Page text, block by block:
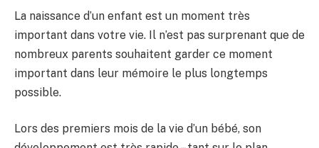
La naissance d’un enfant est un moment très
important dans votre vie. Il n’est pas surprenant que de
nombreux parents souhaitent garder ce moment
important dans leur mémoire le plus longtemps
possible.
Lors des premiers mois de la vie d’un bébé, son